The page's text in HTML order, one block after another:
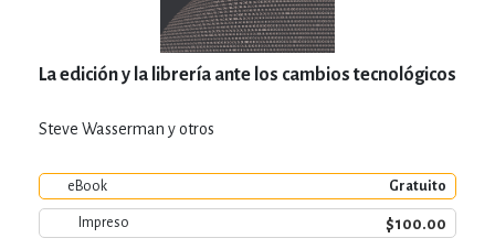
La edición y la librería ante los cambios tecnológicos
Steve Wasserman y otros
eBook Gratuito
Impreso $100.00